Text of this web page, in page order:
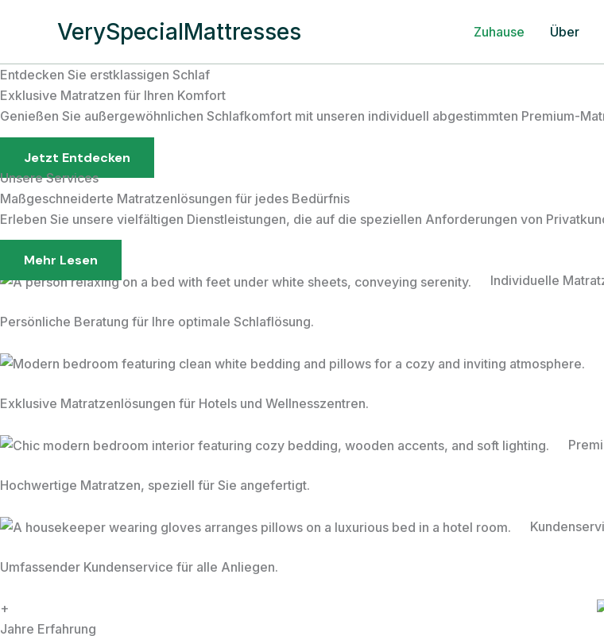
VerySpecialMattresses Zuhause Über
Entdecken Sie erstklassigen Schlaf
Exklusive Matratzen für Ihren Komfort
Genießen Sie außergewöhnlichen Schlafkomfort mit unseren individuell abgestimmten Premium-
Jetzt Entdecken
Unsere Services
Maßgeschneiderte Matratzenlösungen für jedes Bedürfnis
Erleben Sie unsere vielfältigen Dienstleistungen, die auf die speziellen Anforderungen von
Mehr Lesen
Individuelle
Persönliche Beratung für Ihre optimale Schlaflösung.
Exklusive Matratzenlösungen für Hotels und Wellnesszentren.
Hochwertige Matratzen, speziell für Sie angefertigt.
Umfassender Kundenservice für alle Anliegen.
+
Jahre Erfahrung